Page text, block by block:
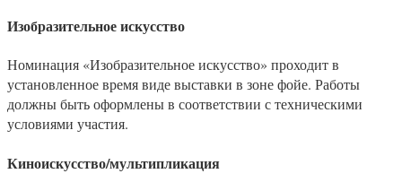
Изобразительное искусство
Номинация «Изобразительное искусство» проходит в
установленное время виде выставки в зоне фойе. Работы
должны быть оформлены в соответствии с техническими
условиями участия.
Киноискусство/мультипликация